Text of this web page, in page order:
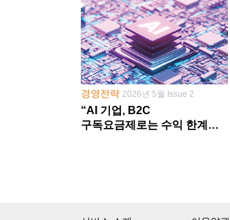
경영전략 2026년 5월 Issue 2
“AI 기업, B2C
구독요금제로는 수익 한계